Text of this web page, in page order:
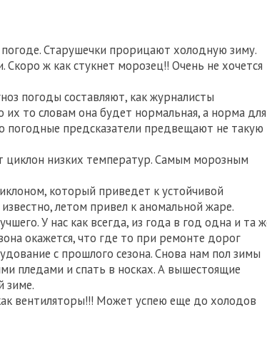
Старушечки прорицают холодную зиму.
ж как стукнет морозец!! Очень не хочется
погоды составляют, как журналисты
то словам она будет нормальная, а норма для
погодные предсказатели предвещают не такую
циклон низких температур. Самым морозным
который приведет к устойчивой
летом привел к аномальной жаре.
У нас как всегда, из года в год одна и та
окажется, что где то при ремонте дорог
с прошлого сезона. Снова нам пол зимы
пледами и спать в носках. А вышестоящие
зиме.
вентиляторы!!! Может успею еще до холодов